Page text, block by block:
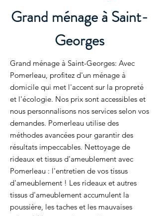
Grand ménage à Saint-
Georges
Grand ménage à Saint-Georges: Avec
Pomerleau, profitez d'un ménage à
domicile qui met l'accent sur la propreté
et l'écologie. Nos prix sont accessibles et
nous personnalisons nos services selon vos
demandes. Pomerleau utilise des
méthodes avancées pour garantir des
résultats impeccables. Nettoyage de
rideaux et tissus d'ameublement avec
Pomerleau : l'entretien de vos tissus
d'ameublement ! Les rideaux et autres
tissus d'ameublement accumulent la
poussière, les taches et les mauvaises